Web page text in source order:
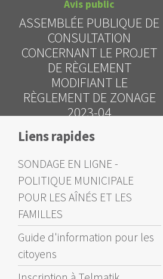
DE
LE PROJET
ZONAGE
04
Liens rapides
SONDAGE EN LIGNE -
POLITIQUE MUNICIPALE
POUR LES AÎNÉS ET LES
FAMILLES
Guide d'information pour les
citoyens